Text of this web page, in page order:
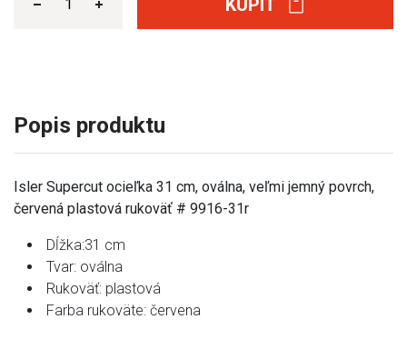
Popis produktu
Isler Supercut ocieľka 31 cm, oválna, veľmi jemný povrch,
červená plastová rukoväť # 9916-31r
Dĺžka:31 cm
Tvar: oválna
Rukoväť: plastová
Farba rukoväte: červena